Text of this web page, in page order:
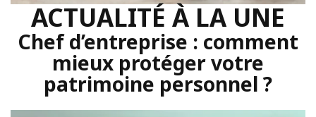
ACTUALITÉ À LA UNE
Chef d’entreprise : comment
mieux protéger votre
patrimoine personnel ?